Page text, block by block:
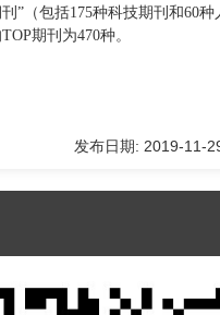
”（包括175种科技期刊和60种
期刊为470种。
发布日期: 2019-11-